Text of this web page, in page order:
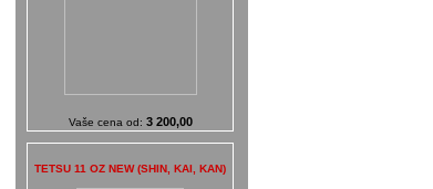
Vaše cena od: 3 200,00
TETSU 11 OZ NEW (SHIN, KAI, KAN)